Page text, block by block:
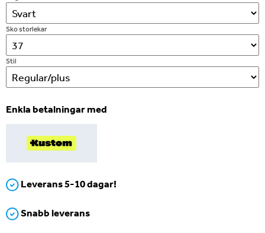
Sko storlekar
Stil
Enkla betalningar med
Leverans 5-10 dagar!
Snabb leverans